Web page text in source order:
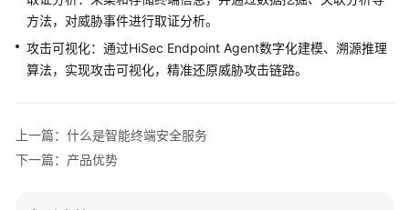
漏
洞
日
志
方法，对威胁事件进行取证分析。
攻击可视化：通过HiSec Endpoint Agent数字化建模、溯源推理
算法，实现攻击可视化，精准还原威胁攻击链路。
上一篇：什么是智能终端安全服务
下一篇：产品优势